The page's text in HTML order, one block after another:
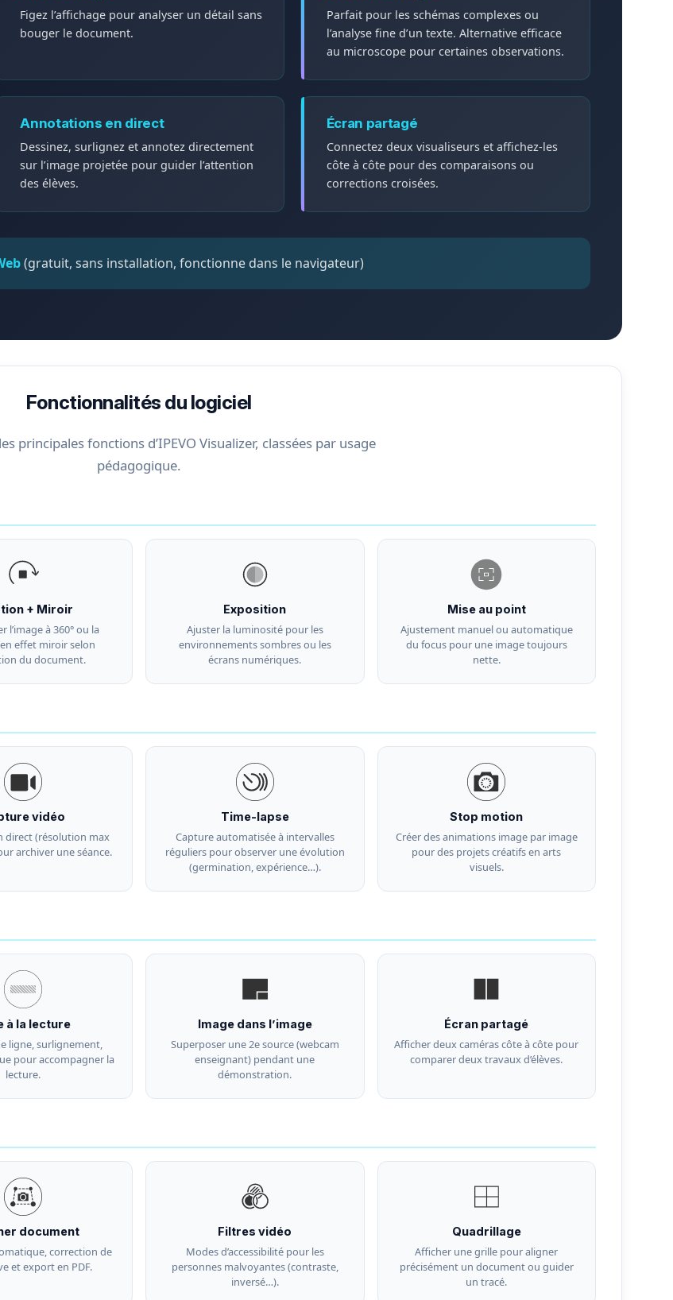
Figez l’affichage pour analyser un détail sans
bouger le document.
Parfait pour les schémas complexes ou
l’analyse fine d’un texte. Alternative efficace
au microscope pour certaines observations.
Annotations en direct
Dessinez, surlignez et annotez directement
sur l’image projetée pour guider l’attention
des élèves.
Écran partagé
Connectez deux visualiseurs et affichez-les
côte à côte pour des comparaisons ou
corrections croisées.
(gratuit, sans installation, fonctionne dans le navigateur)
Fonctionnalités du logiciel
principales fonctions d’IPEVO Visualizer, classées par usage
pédagogique.
+ Miroir
l’image à 360° ou la
effet miroir selon
du document.
Exposition
Ajuster la luminosité pour les
environnements sombres ou les
écrans numériques.
Mise au point
Ajustement manuel ou automatique
du focus pour une image toujours
nette.
vidéo
direct (résolution max
archiver une séance.
Time-lapse
Capture automatisée à intervalles
réguliers pour observer une évolution
(germination, expérience…).
Stop motion
Créer des animations image par image
pour des projets créatifs en arts
visuels.
à la lecture
ligne, surlignement,
pour accompagner la
lecture.
Image dans l’image
Superposer une 2e source (webcam
enseignant) pendant une
démonstration.
Écran partagé
Afficher deux caméras côte à côte pour
comparer deux travaux d’élèves.
document
correction de
et export en PDF.
Filtres vidéo
Modes d’accessibilité pour les
personnes malvoyantes (contraste,
inversé…).
Quadrillage
Afficher une grille pour aligner
précisément un document ou guider
un tracé.